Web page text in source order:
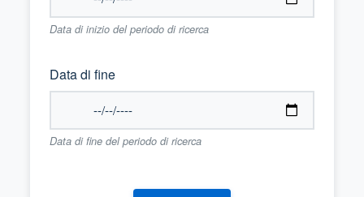
Data di inizio del periodo di ricerca
Data di fine
Data di fine del periodo di ricerca